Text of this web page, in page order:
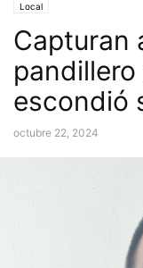
Local
Capturan
pandillero
escondió
octubre 22, 2024